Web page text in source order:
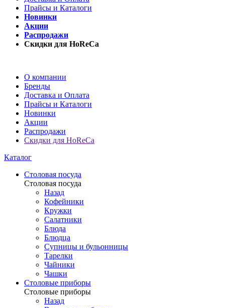
Прайсы и Каталоги
Новинки
Акции
Распродажи
Скидки для HoReCa
О компании
Бренды
Доставка и Оплата
Прайсы и Каталоги
Новинки
Акции
Распродажи
Скидки для HoReCa
Каталог
Столовая посуда
Столовая посуда
Назад
Кофейники
Кружки
Салатники
Блюда
Блюдца
Супницы и бульонницы
Тарелки
Чайники
Чашки
Cтоловые приборы
Cтоловые приборы
Назад